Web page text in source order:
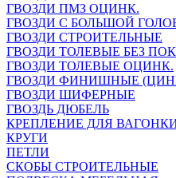
ГВОЗДИ ПМЗ ОЦИНК.
ГВОЗДИ С БОЛЬШОЙ
ГВОЗДИ СТРОИТЕЛЬНЫЕ
ГВОЗДИ ТОЛЕВЫЕ БЕЗ
ГВОЗДИ ТОЛЕВЫЕ ОЦИНК.
ГВОЗДИ ФИНИШНЫЕ
ГВОЗДИ ШИФЕРНЫЕ
ГВОЗДЬ ДЮБЕЛЬ
КРЕПЛЕНИЕ ДЛЯ
КРУГИ
ПЕТЛИ
СКОБЫ СТРОИТЕЛЬНЫЕ